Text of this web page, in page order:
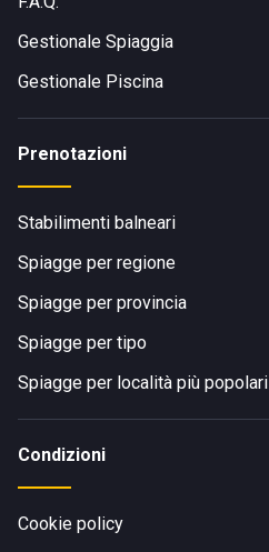
Gestionale Spiaggia
Gestionale Piscina
Prenotazioni
Stabilimenti balneari
Spiagge per regione
Spiagge per provincia
Spiagge per tipo
Spiagge per località più popolari
Condizioni
Cookie policy